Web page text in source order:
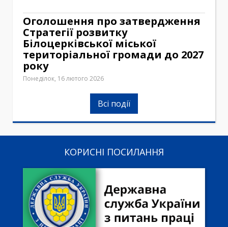
Оголошення про затвердження
Стратегії розвитку
Білоцерківської міської
територіальної громади до 2027
року
Понеділок, 16 лютого 2026
Всі події
КОРИСНІ ПОСИЛАННЯ